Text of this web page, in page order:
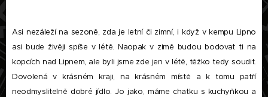
Asi nezáleží na sezoně, zda je letní či zimní, i když v kempu Lipno
asi bude živěji spíše v létě. Naopak v zimě budou bodovat ti na
kopcích nad Lipnem, ale byli jsme zde jen v létě, těžko tedy soudit.
Dovolená v krásném kraji, na krásném místě a k tomu patří
neodmyslitelně dobré jídlo. Jo jako, máme chatku s kuchyňkou a